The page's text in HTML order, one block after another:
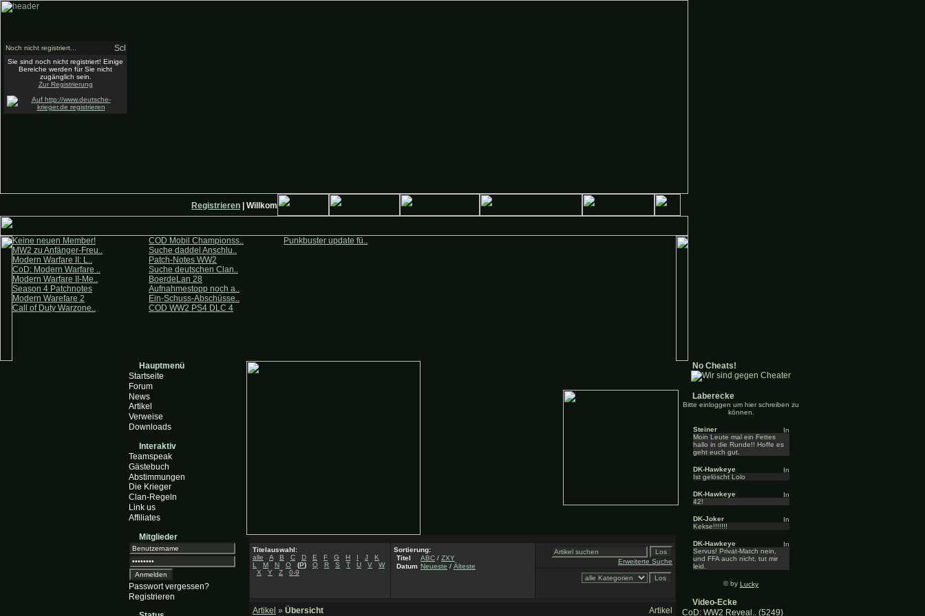
Registrieren| Willkommen auf Deutsche-Krieger.de
Keine neuen Member!
MW2 zu Anfänger-Freu..
Modern Warfare II: L..
CoD: Modern Warfare ..
Modern Warfare II-Me..
Season 4 Patchnotes
Modern Warefare 2
Call of Duty Warzone..
COD Mobil Championss..
Suche daddel Anschlu..
Patch-Notes WW2
Suche deutschen Clan..
BoerdeLan 28
Aufnahmestopp noch a..
Ein-Schuss-Abschüsse..
COD WW2 PS4 DLC 4
Punkbuster update fü..
Hauptmenü
Startseite
Forum
News
Artikel
Verweise
Downloads
Interaktiv
Teamspeak
Gästebuch
Abstimmungen
Die Krieger
Clan-Regeln
Link us
Affiliates
Mitglieder
Passwort vergessen?
Registrieren
Titelauswahl:
alle
A B C D E F G H I J
K
L
M N O (P) Q R S T U V
W
X
Y Z 0-9
Sortierung:
Titel
ABC / ZXY
Datum Neueste / Älteste
Erweiterte Suche
Artikel » Übersicht Artikel
No Cheats!
Laberecke
Bitte einloggen um hier schreiben zu
können.
Steiner
Moin Leute mal ein Fettes
hallo in die Runde!! Hoffe es
geht euch gut.
DK-Hawkeye
Ist gelöscht Lolo
DK-Hawkeye
42!
DK-Joker
Kekse!!!!!!!
DK-Hawkeye
Servus! Privat-Match nein,
und FFA auch nicht, tut mir
leid.
© by Lucky
Video-Ecke
CoD: WW2 Reveal.. (5249)
Noch nicht registriert...
Sie sind noch nicht registriert! Einige
Bereiche werden für Sie nicht
zugänglich sein.
Zur Registrierung